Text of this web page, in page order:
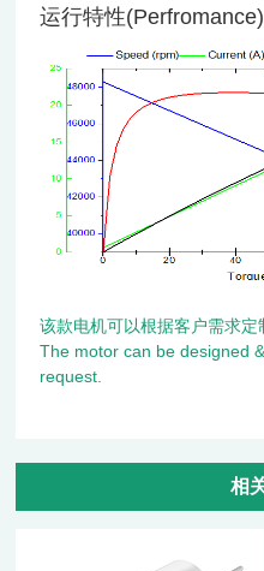
运行特性(Perfromance)
该款电机可以根据客户需求定
The motor can be designed
request.
相